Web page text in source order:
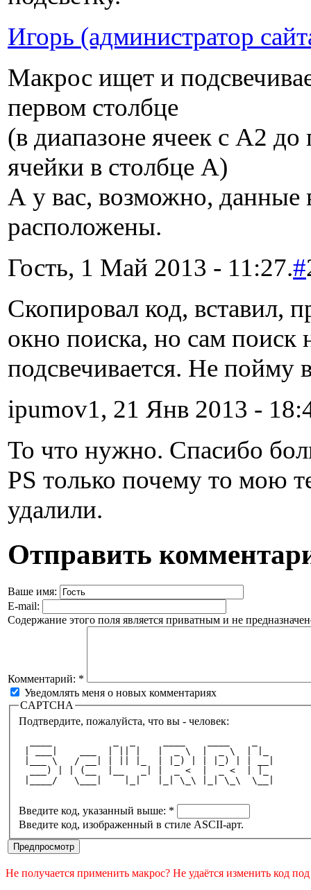
Игорь (администратор
Макрос ищет и
первом столбце
(в диапазоне ячеек с A2
ячейки в столбце A)
А у вас, возможно, данные
расположены.
Гость, 1 Май 2013 - 11:27.#
Скопировал код, вставил,
окно поиска, но сам поиск
подсвечивается. Не пойму
ipumov1, 21 Янв 2013 -
То что нужно. Спасибо
PS только почему то мою
удалили.
Отправить
Ваше имя:
E-mail:
Содержание этого поля является приватным и не
Комментарий: *
Уведомлять меня о новых комментариях
CAPTCHA
Подтвердите, пожалуйста, что вы - человек:
| ___|    ___  | || |   |  _ \  |  _ \  | |_
|___ \   / __| | || |_  | |_) | | |_) | | __|
  ___) | | (__  |__   _| |  _ <  |  _ <  | |_
|____/   \___|    |_|   |_| \_\ |_| \_\  \__|
Введите код, указанный выше: *
Введите код, изображенный в стиле ASCII-арт.
Не получается применить макрос? Не удаётся изменить код